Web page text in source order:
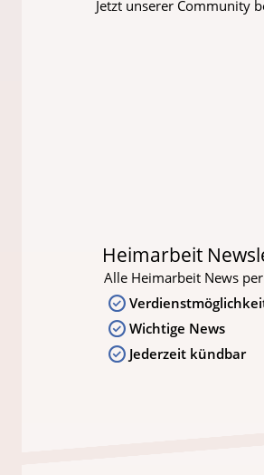
Jetzt unserer Community
Heimarbeit
Alle Heimarbeit News
Wichtige News
Jederzeit kündbar